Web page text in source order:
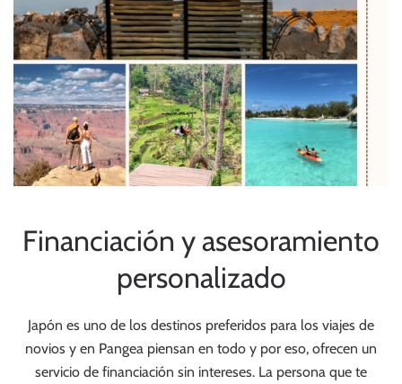
Financiación y asesoramiento
personalizado
Japón es uno de los destinos preferidos para los viajes de
novios y en Pangea piensan en todo y por eso, ofrecen un
servicio de financiación sin intereses. La persona que te